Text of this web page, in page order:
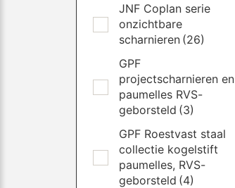
JNF Coplan serie
onzichtbare
scharnieren (26)
GPF
projectscharnieren en
paumelles RVS-
geborsteld (3)
GPF Roestvast staal
collectie kogelstift
paumelles, RVS-
geborsteld (4)